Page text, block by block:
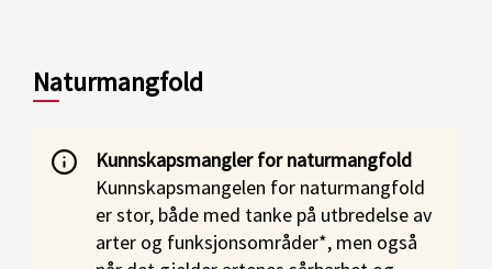
Naturmangfold
Kunnskapsmangler for naturmangfold
Kunnskapsmangelen for naturmangfold
er stor, både med tanke på utbredelse av
arter og funksjonsområder*, men også